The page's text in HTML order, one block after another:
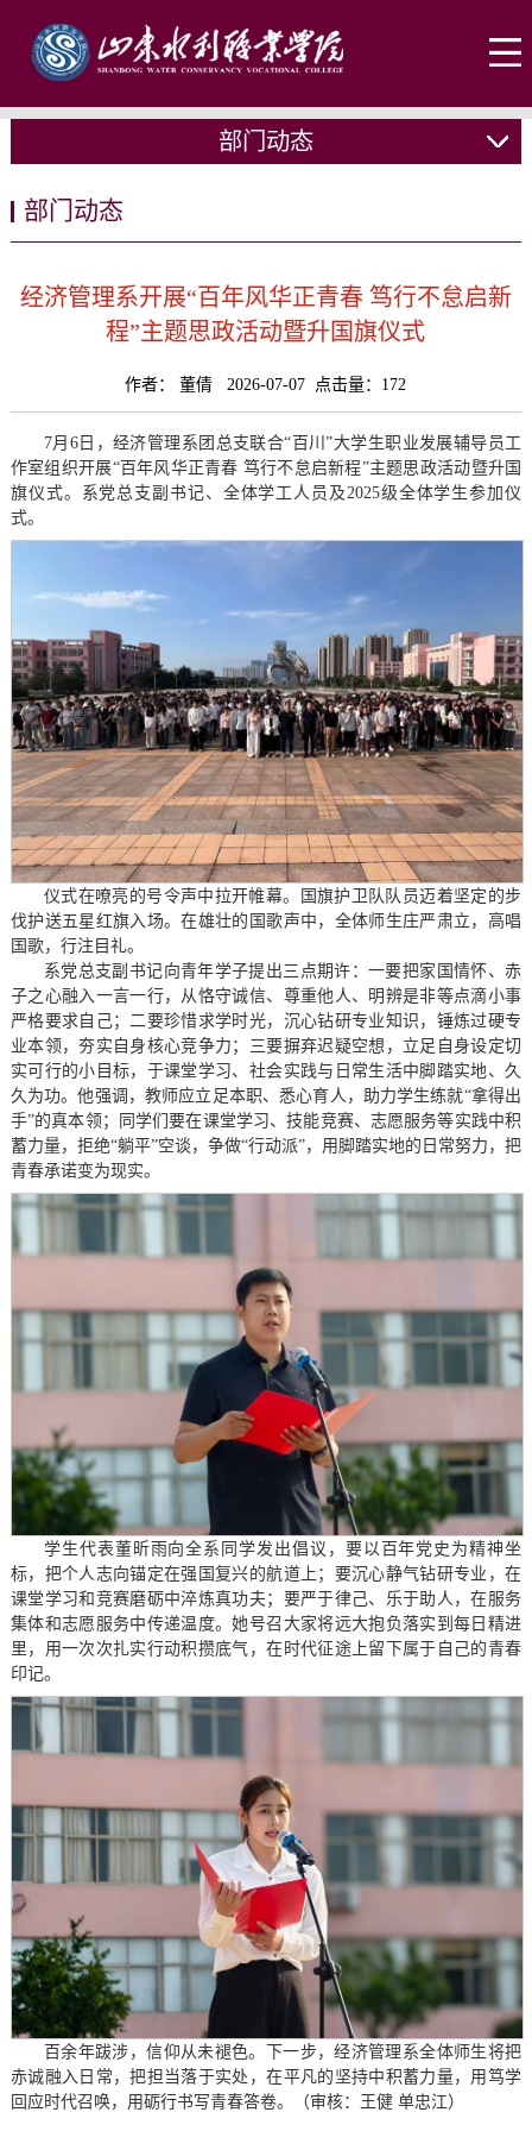
部门动态
部门动态
经济管理系开展“百年风华正青春 笃行不怠启新
程”主题思政活动暨升国旗仪式
作者： 董倩 2026-07-07 点击量： 172
7月6日，经济管理系团总支联合“百川”大学生职业发展辅导员工
作室组织开展“百年风华正青春 笃行不怠启新程”主题思政活动暨升国
旗仪式。系党总支副书记、全体学工人员及2025级全体学生参加仪
式。
仪式在嘹亮的号令声中拉开帷幕。国旗护卫队队员迈着坚定的步
伐护送五星红旗入场。在雄壮的国歌声中，全体师生庄严肃立，高唱
国歌，行注目礼。
系党总支副书记向青年学子提出三点期许：一要把家国情怀、赤
子之心融入一言一行，从恪守诚信、尊重他人、明辨是非等点滴小事
严格要求自己；二要珍惜求学时光，沉心钻研专业知识，锤炼过硬专
业本领，夯实自身核心竞争力；三要摒弃迟疑空想，立足自身设定切
实可行的小目标，于课堂学习、社会实践与日常生活中脚踏实地、久
久为功。他强调，教师应立足本职、悉心育人，助力学生练就“拿得出
手”的真本领；同学们要在课堂学习、技能竞赛、志愿服务等实践中积
蓄力量，拒绝“躺平”空谈，争做“行动派”，用脚踏实地的日常努力，把
青春承诺变为现实。
学生代表董昕雨向全系同学发出倡议，要以百年党史为精神坐
标，把个人志向锚定在强国复兴的航道上；要沉心静气钻研专业，在
课堂学习和竞赛磨砺中淬炼真功夫；要严于律己、乐于助人，在服务
集体和志愿服务中传递温度。她号召大家将远大抱负落实到每日精进
里，用一次次扎实行动积攒底气，在时代征途上留下属于自己的青春
印记。
百余年跋涉，信仰从未褪色。下一步，经济管理系全体师生将把
赤诚融入日常，把担当落于实处，在平凡的坚持中积蓄力量，用笃学
回应时代召唤，用砺行书写青春答卷。（审核：王健 单忠江）